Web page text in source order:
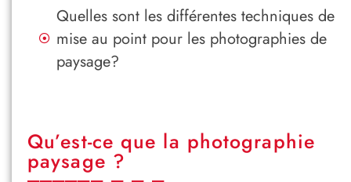
Quelles sont les différentes techniques de
mise au point pour les photographies de
paysage?
Qu’est-ce que la photographie
paysage ?